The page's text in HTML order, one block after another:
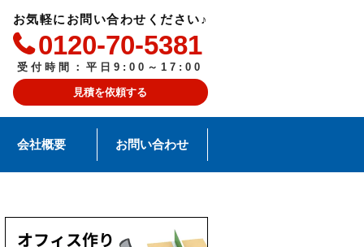
お気軽にお問い合わせください♪
0120-70-5381
受付時間：平日9:00～17:00
見積を依頼する
会社概要 お問い合わせ